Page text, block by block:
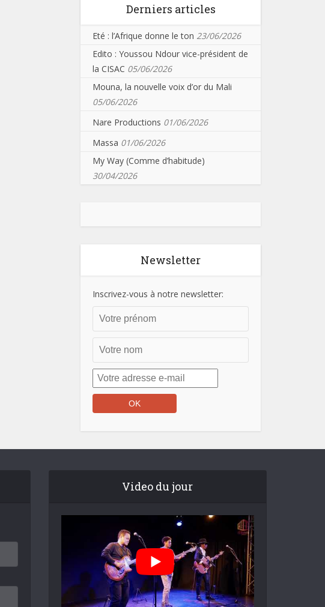
Derniers articles
Eté : l’Afrique donne le ton 23/06/2026
Edito : Youssou Ndour vice-président de
la CISAC 05/06/2026
Mouna, la nouvelle voix d’or du Mali
05/06/2026
Nare Productions 01/06/2026
Massa 01/06/2026
My Way (Comme d’habitude)
30/04/2026
Newsletter
Inscrivez-vous à notre newsletter:
Video du jour